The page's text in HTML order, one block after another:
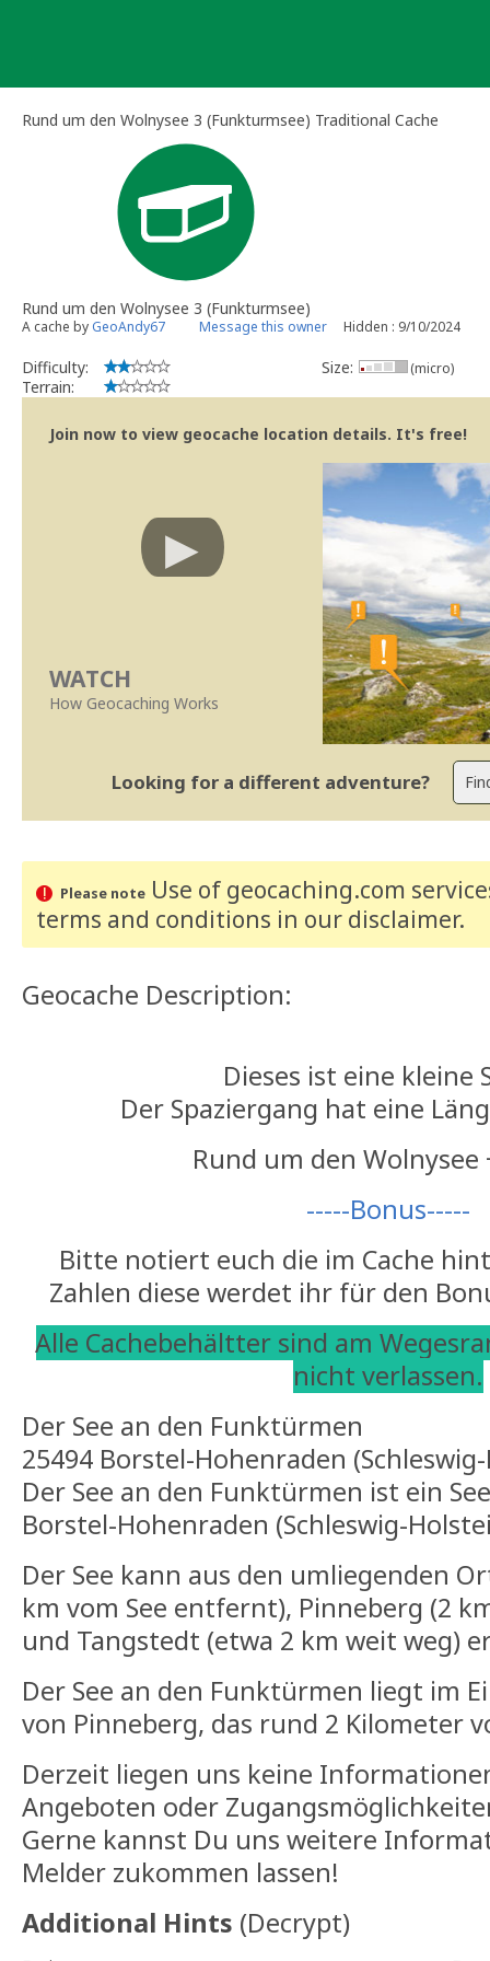
Rund um den Wolnysee 3 (Funkturmsee) Traditional Cache
Rund um den Wolnysee 3 (Funkturmsee)
A cache by GeoAndy67 Message this owner Hidden : 9/10/2024
Difficulty:
Terrain:
Size: (micro)
Join now to view geocache location details. It's free!
WATCH
How Geocaching Works
Looking for a different adventure?
Please noteUse of geocaching.com
terms and conditions in our disclaimer.
Geocache Description:
Dieses ist eine kleine
Der Spaziergang hat eine
Rund um den Wolnysee
-----Bonus-----
Bitte notiert euch die im Cache
Zahlen diese werdet ihr für den
Alle Cachebehältter sind am
nicht verlassen.
Der See an den Funktürmen
25494 Borstel-Hohenraden
Der See an den Funktürmen ist ein
Borstel-Hohenraden (Schleswig-
Der See kann aus den umliegenden
km vom See entfernt), Pinneberg (2
und Tangstedt (etwa 2 km weit weg)
Der See an den Funktürmen liegt im
von Pinneberg, das rund 2 Kilometer
Derzeit liegen uns keine
Angeboten oder
Gerne kannst Du uns weitere
Melder zukommen lassen!
Additional Hints (Decrypt)